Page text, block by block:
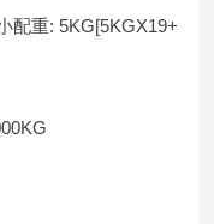
配重: 5KG[5KGX19+